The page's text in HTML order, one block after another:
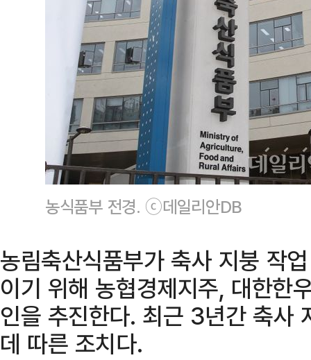
농식품부 전경. ⓒ데일리안DB
농림축산식품부가 축사 지붕 작
이기 위해 농협경제지주, 대한한
인을 추진한다. 최근 3년간 축사
데 따른 조치다.